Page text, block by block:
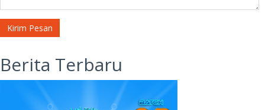
Kirim Pesan
Berita Terbaru